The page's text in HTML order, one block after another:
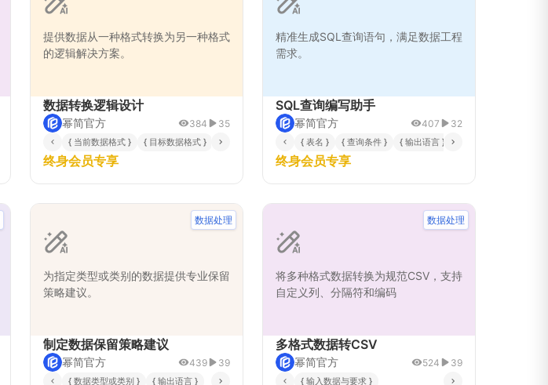
提供数据从一种格式转换为另一种格式
的逻辑解决方案。
数据转换逻辑设计
幂简官方 384 35
{ 当前数据格式 } { 目标数据格式 } { 输出语言 }
终身会员专享
精准生成SQL查询语句，满足数据工程
需求。
SQL查询编写助手
幂简官方 407 32
{ 表名 } { 查询条件 } { 输出语言 }
终身会员专享
为指定类型或类别的数据提供专业保留
策略建议。
数据处理
制定数据保留策略建议
幂简官方 439 39
{ 数据类型或类别 } { 输出语言 }
将多种格式数据转换为规范CSV，支持
自定义列、分隔符和编码
数据处理
多格式数据转CSV
幂简官方 524 39
{ 输入数据与要求 }